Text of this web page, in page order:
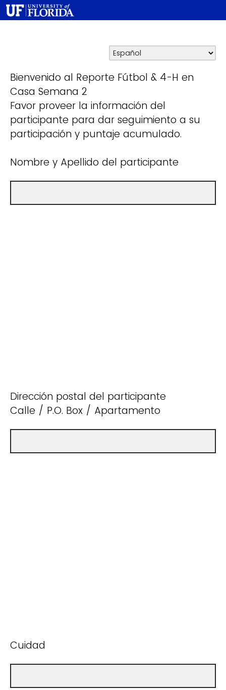
Bienvenido al Reporte Fútbol & 4-H en
Casa Semana 2
Favor proveer la información del
participante para dar seguimiento a su
participación y puntaje acumulado.
Nombre y Apellido del participante
Dirección postal del participante
Calle / P.O. Box / Apartamento
Cuidad